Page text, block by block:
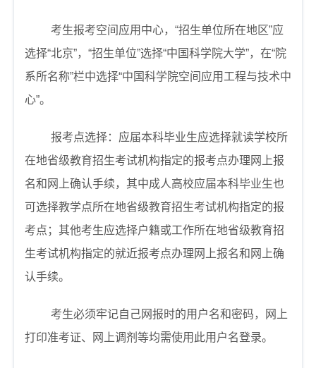
考生报考空间应用中心，“招生单位所在地区”应
选择“北京”，“招生单位”选择“中国科学院大学”，在“院
系所名称”栏中选择“中国科学院空间应用工程与技术中
心”。
报考点选择：应届本科毕业生应选择就读学校所
在地省级教育招生考试机构指定的报考点办理网上报
名和网上确认手续，其中成人高校应届本科毕业生也
可选择教学点所在地省级教育招生考试机构指定的报
考点；其他考生应选择户籍或工作所在地省级教育招
生考试机构指定的就近报考点办理网上报名和网上确
认手续。
考生必须牢记自己网报时的用户名和密码，网上
打印准考证、网上调剂等均需使用此用户名登录。